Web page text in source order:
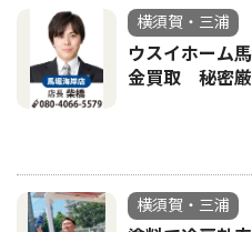
横須賀・三浦
ウスイホーム
金買取 秘密厳
横須賀・三浦